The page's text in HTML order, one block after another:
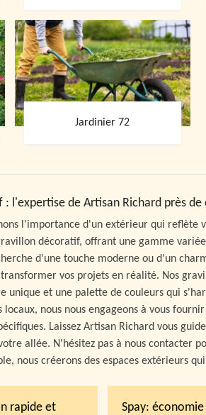
Jardinier 72
l'expertise de Artisan Richard près de
l'importance d'un extérieur qui reflète
décoratif, offrant une gamme
d'une touche moderne ou d'un
vos projets en réalité. Nos
unique et une palette de couleurs qui
nous nous engageons à vous
Laissez Artisan Richard vous
allée. N'hésitez pas à nous contacter
nous créerons des espaces extérieurs
rapide et
Spay: